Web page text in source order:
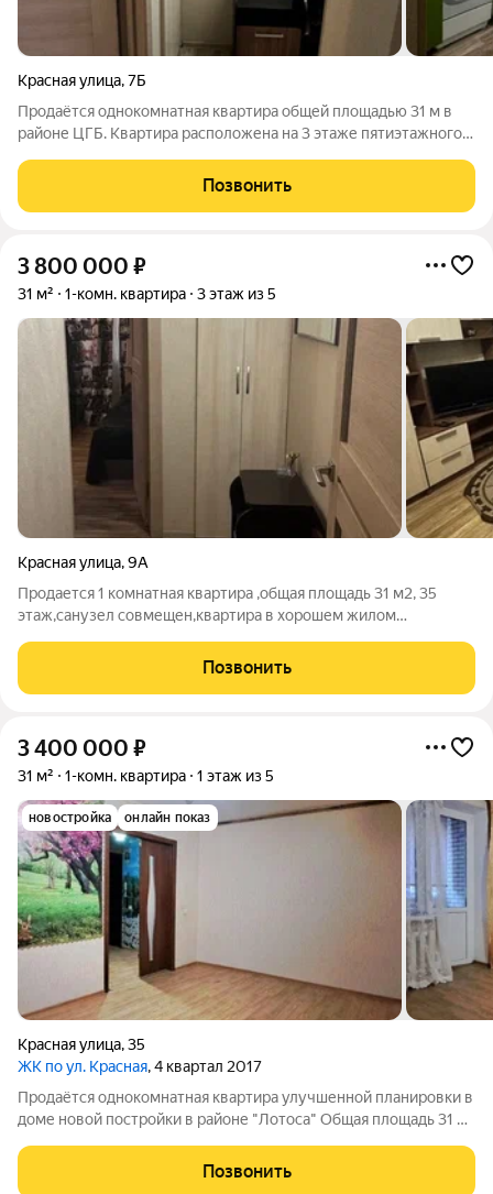
Красная улица,7Б
Продаётся однокомнатная квартира общей площадью 31 м в
районе ЦГБ. Квартира расположена на 3 этаже пятиэтажного
натяжные потолки, заменены входная и межкомнатные двери,
с/узел выложен кафельной
Позвонить
3 800 000 ₽
31 м² 1-комн. квартира 3 этаж из 5
Красная улица,9А
Продается 1 комнатная квартира ,общая площадь 31 м2, 35
этаж,санузел совмещен,квартира в хорошем жилом
Позвонить
3 400 000 ₽
31 м² 1-комн. квартира 1 этаж из 5
новостройка онлайн показ
Красная улица,35
ЖК по ул. Красная, 4 квартал 2017
Продаётся однокомнатная квартира улучшенной планировки в
доме новой постройки в районе "Лотоса" Общая площадь 31 м
пятиэтажного дома с высоким цоколем. Просторная комната,
большая кухня. Жилое
Позвонить